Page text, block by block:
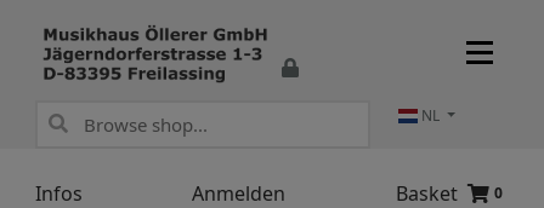
Infos Anmelden Basket 0
NL